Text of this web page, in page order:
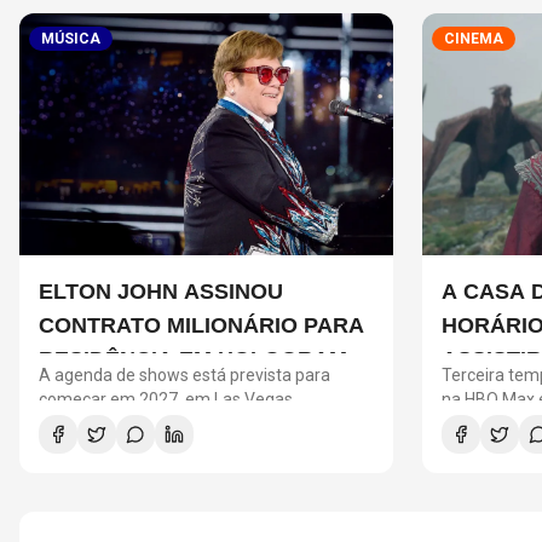
MÚSICA
ELTON JOHN ASSINOU
CONTRATO MILIONÁRIO PARA
RESIDÊNCIA EM HOLOGRAMA,
DIZ SITE
A agenda de shows está prevista para
começar em 2027, em Las Vegas
CINEMA
A CASA
NOVA
Terceira
na HBO Max
entre os